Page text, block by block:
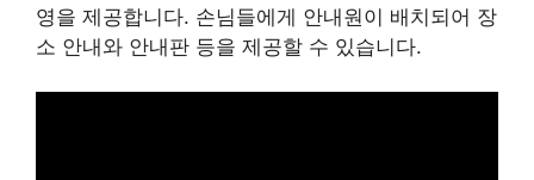
영을 제공합니다. 손님들에게 안내원이 배치되어 장
소 안내와 안내판 등을 제공할 수 있습니다.